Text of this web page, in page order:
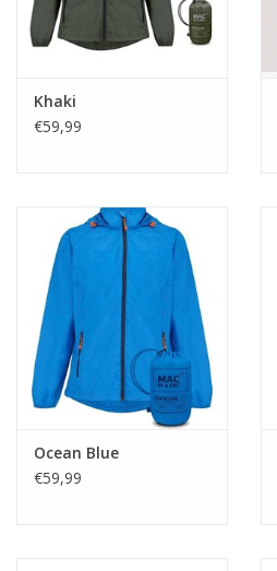
Khaki
€59,99
Ocean Blue
€59,99